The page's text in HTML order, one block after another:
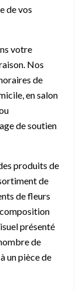
de vos
votre
Nos
de
en salon
de soutien
produits de
de
de fleurs
présenté
de
un pièce de